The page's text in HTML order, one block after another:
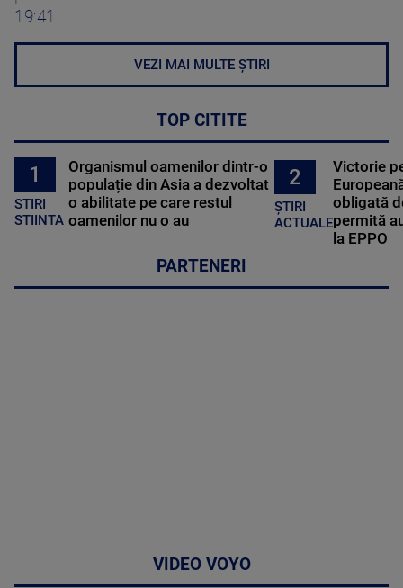
19:41
VEZI MAI MULTE ȘTIRI
TOP CITITE
1
STIRI
STIINTA
Organismul oamenilor dintr-o
populație din Asia a dezvoltat
o abilitate pe care restul
oamenilor nu o au
2
ȘTIRI
ACTUALE
Victorie
obligată
permită
la EPPO
PARTENERI
VIDEO VOYO